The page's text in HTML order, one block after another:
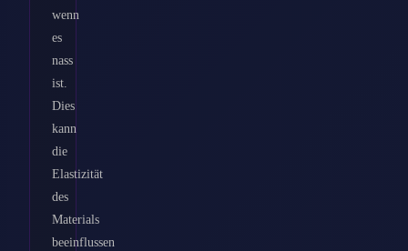
wenn
es
nass
ist.
Dies
kann
die
Elastizität
des
Materials
beeinflussen